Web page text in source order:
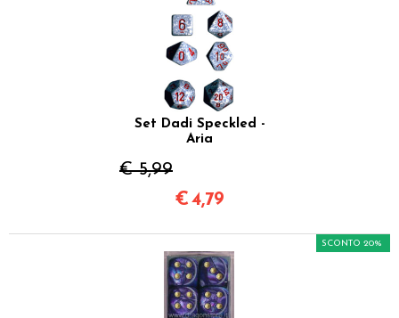
Set Dadi Speckled -
Aria
€ 5,99
€4,79
SCONTO 20%